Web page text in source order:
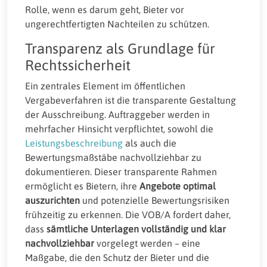
Rolle, wenn es darum geht, Bieter vor
ungerechtfertigten Nachteilen zu schützen.
Transparenz als Grundlage für
Rechtssicherheit
Ein zentrales Element im öffentlichen
Vergabeverfahren ist die transparente Gestaltung
der Ausschreibung. Auftraggeber werden in
mehrfacher Hinsicht verpflichtet, sowohl die
Leistungsbeschreibung als auch die
Bewertungsmaßstäbe nachvollziehbar zu
dokumentieren. Dieser transparente Rahmen
ermöglicht es Bietern, ihre Angebote optimal
auszurichten und potenzielle Bewertungsrisiken
frühzeitig zu erkennen. Die VOB/A fordert daher,
dass sämtliche Unterlagen vollständig und klar
nachvollziehbar vorgelegt werden – eine
Maßgabe, die den Schutz der Bieter und die